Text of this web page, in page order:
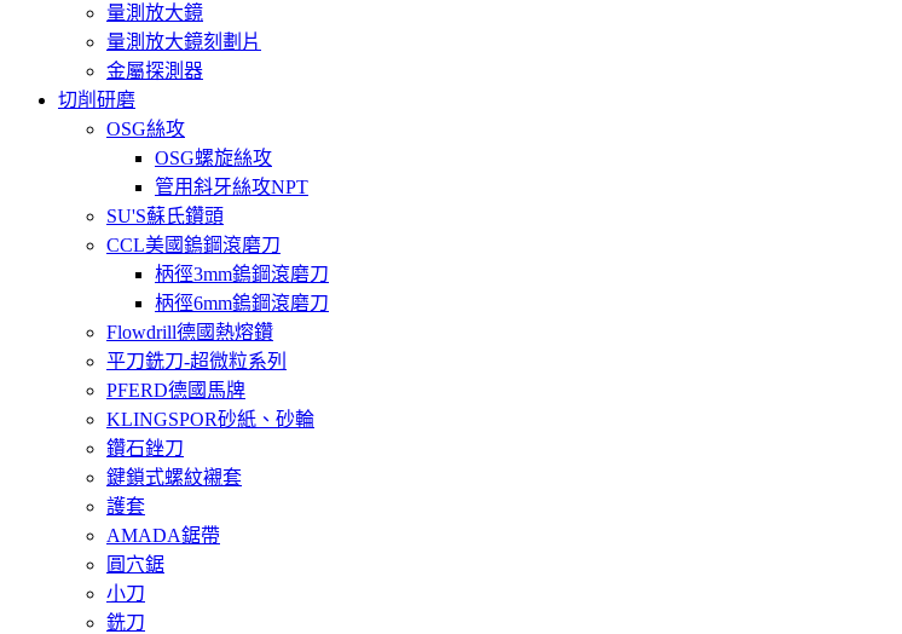
量測放大鏡
量測放大鏡刻劃片
金屬探測器
切削研磨
OSG絲攻
OSG螺旋絲攻
管用斜牙絲攻NPT
SU'S蘇氏鑽頭
CCL美國鎢鋼滾磨刀
柄徑3mm鎢鋼滾磨刀
柄徑6mm鎢鋼滾磨刀
Flowdrill德國熱熔鑽
平刀銑刀-超微粒系列
PFERD德國馬牌
KLINGSPOR砂紙、砂輪
鑽石銼刀
鍵鎖式螺紋襯套
護套
AMADA鋸帶
圓穴鋸
小刀
銑刀